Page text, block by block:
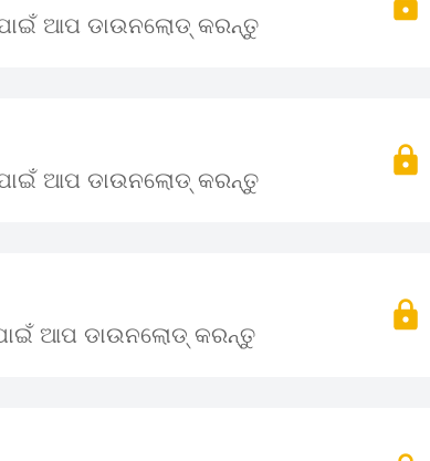
ଆପ ଡାଉନଲୋଡ୍ କରନ୍ତୁ
ଆପ ଡାଉନଲୋଡ୍ କରନ୍ତୁ
ଆପ ଡାଉନଲୋଡ୍ କରନ୍ତୁ